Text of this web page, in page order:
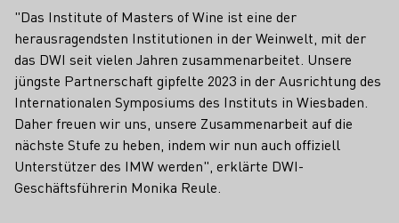
"Das Institute of Masters of Wine ist eine der
herausragendsten Institutionen in der Weinwelt, mit der
das DWI seit vielen Jahren zusammenarbeitet. Unsere
jüngste Partnerschaft gipfelte 2023 in der Ausrichtung des
Internationalen Symposiums des Instituts in Wiesbaden.
Daher freuen wir uns, unsere Zusammenarbeit auf die
nächste Stufe zu heben, indem wir nun auch offiziell
Unterstützer des IMW werden", erklärte DWI-
Geschäftsführerin Monika Reule.